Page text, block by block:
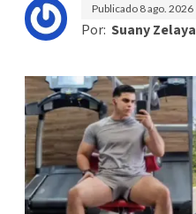
Publicado 8 ago. 2026
Por: Suany Zelaya